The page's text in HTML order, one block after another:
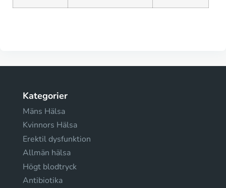
Kategorier
Mäns Hälsa
Kvinnors Hälsa
Erektil dysfunktion
Allmän hälsa
Högt blodtryck
Antibiotika